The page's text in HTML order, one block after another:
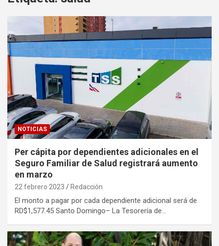
NOTICIAS
Per cápita por dependientes adicionales en el
Seguro Familiar de Salud registrará aumento
en marzo
22 febrero 2023 Redacción
El monto a pagar por cada dependiente adicional será de
RD$1,577.45 Santo Domingo– La Tesorería de…